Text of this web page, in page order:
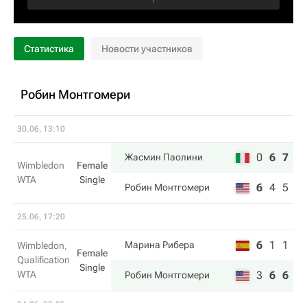
Статистика Новости участников
Робин Монтгомери
30.06, 13:10
Wimbledon
WTA
Female
Single
Жасмин Паолини 0 6 7
Робин Монтгомери 6 4 5
25.06, 17:20
Wimbledon,
Qualification
WTA
Female
Single
Марина Рибера 6 1 1
Робин Монтгомери 3 6 6